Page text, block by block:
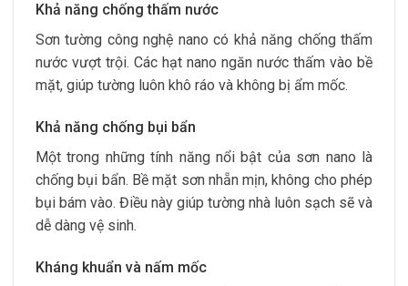
Khả năng chống thấm nước
Sơn tường công nghệ nano có khả năng chống thấm
nước vượt trội. Các hạt nano ngăn nước thấm vào bề
mặt, giúp tường luôn khô ráo và không bị ẩm mốc.
Khả năng chống bụi bẩn
Một trong những tính năng nổi bật của sơn nano là
chống bụi bẩn. Bề mặt sơn nhẵn mịn, không cho phép
bụi bám vào. Điều này giúp tường nhà luôn sạch sẽ và
dễ dàng vệ sinh.
Kháng khuẩn và nấm mốc